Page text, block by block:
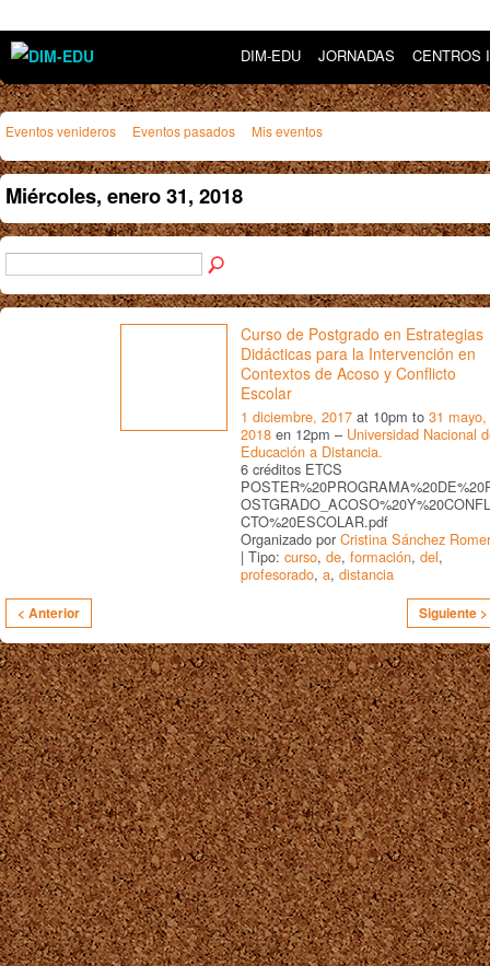
DIM-EDU JORNADAS CENTROS
Eventos venideros Eventos pasados Mis eventos
Miércoles, enero 31, 2018
Curso de Postgrado en Estrategias
Didácticas para la Intervención en
Contextos de Acoso y Conflicto
Escolar
1 diciembre, 2017 at 10pm to 31 mayo,
2018 en 12pm – Universidad Nacional
Educación a Distancia.
6 créditos ETCS
CTO%20ESCOLAR.pdf
Organizado por Cristina Sánchez
| Tipo: curso, de, formación, del,
profesorado, a, distancia
< Anterior Siguiente >